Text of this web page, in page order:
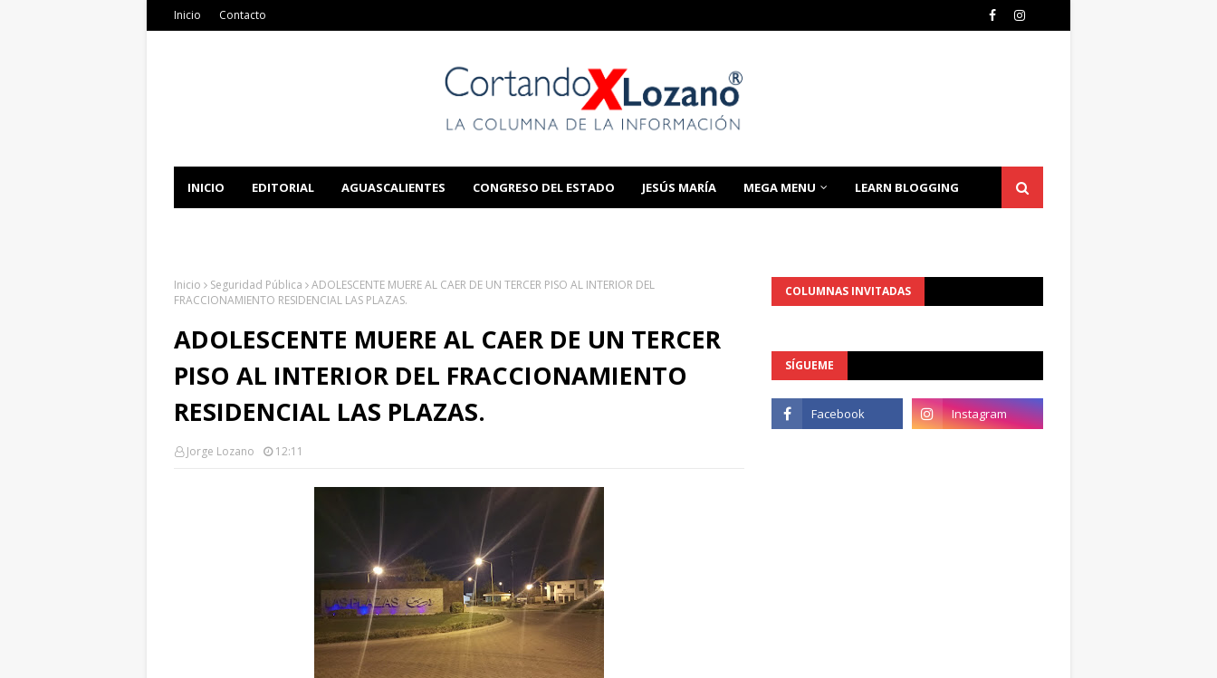
Inicio Contacto
INICIO EDITORIAL AGUASCALIENTES CONGRESO DEL ESTADO JESÚS MARÍA MEGA MENU LEARN BLOGGING
Inicio Seguridad Pública
ADOLESCENTE MUERE AL CAER DE UN TERCER PISO AL INTERIOR DEL
FRACCIONAMIENTO RESIDENCIAL LAS PLAZAS.
ADOLESCENTE MUERE AL CAER DE UN TERCER
PISO AL INTERIOR DEL FRACCIONAMIENTO
RESIDENCIAL LAS PLAZAS.
Jorge Lozano 12:11
COLUMNAS INVITADAS
SÍGUEME